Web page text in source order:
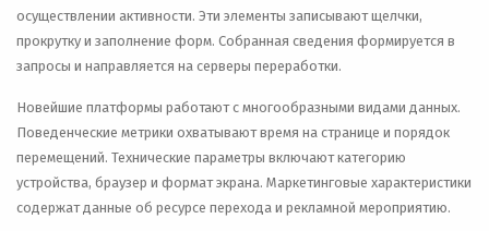
осуществлении активности. Эти элементы записывают щелчки,
прокрутку и заполнение форм. Собранная сведения формируется в
запросы и направляется на серверы переработки.
Новейшие платформы работают с многообразными видами данных.
Поведенческие метрики охватывают время на странице и порядок
перемещений. Технические параметры включают категорию
устройства, браузер и формат экрана. Маркетинговые характеристики
содержат данные об ресурсе перехода и рекламной мероприятию.